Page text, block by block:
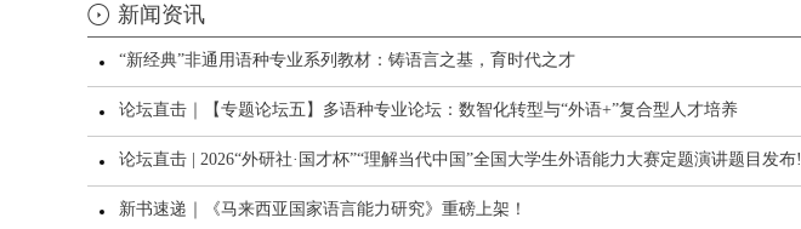
新闻资讯
“新经典”非通用语种专业系列教材：铸语言之基，育时代之才
论坛直击｜【专题论坛五】多语种专业论坛：数智化转型与“外语+”复合型人才培养
论坛直击 | 2026“外研社·国才杯”“理解当代中国”全国大学生外语能力大赛定题演讲题目发布!
新书速递｜《马来西亚国家语言能力研究》重磅上架！